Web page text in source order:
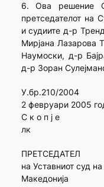
6. Ова решение
претседателот на
и судиите д-р
Мирјана Лазарова
Наумоски, д-р
д-р Зоран
У.бр.210/2004
2 февруари 2005
С к о п ј е
лк
ПРЕТСЕДАТЕЛ
на Уставниот суд
Македонија